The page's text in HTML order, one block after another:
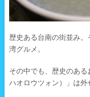
歴史ある台南の街並み
湾グルメ。
その中でも、歴史のあ
ハオロウツォン）」は外